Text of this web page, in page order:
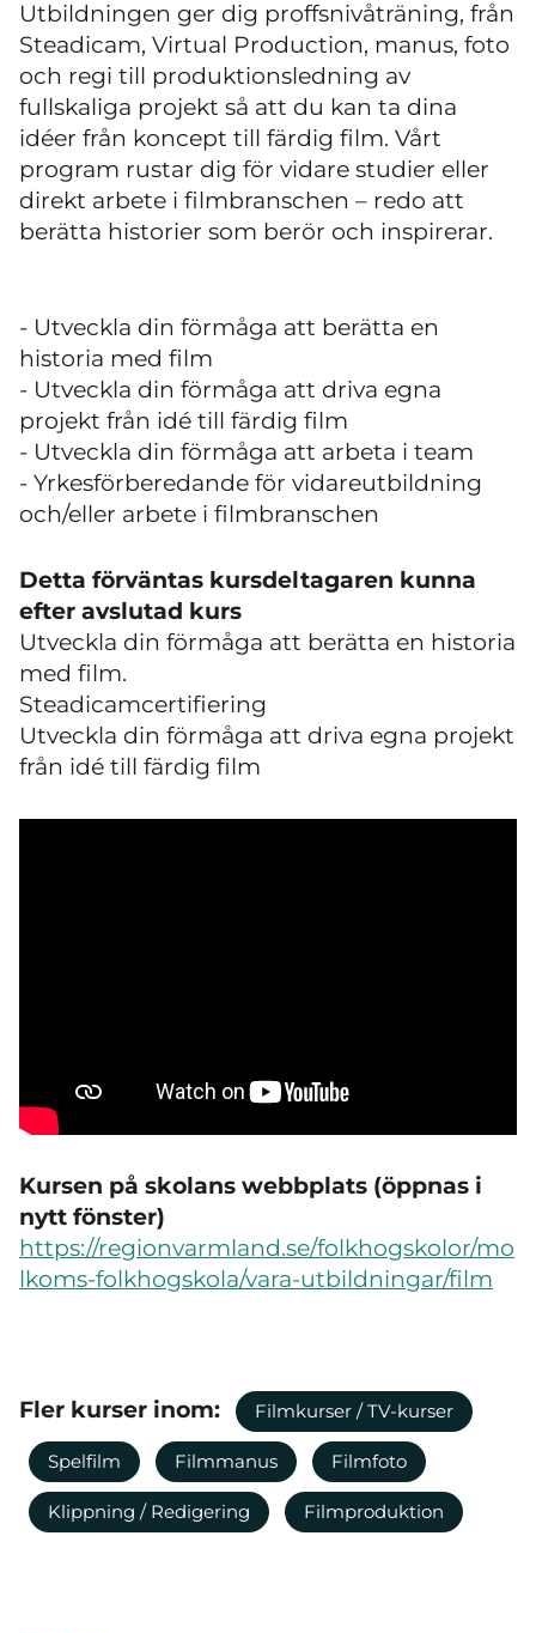
Utbildningen ger dig proffsnivåträning, från
Steadicam, Virtual Production, manus, foto
och regi till produktionsledning av
fullskaliga projekt så att du kan ta dina
idéer från koncept till färdig film. Vårt
program rustar dig för vidare studier eller
direkt arbete i filmbranschen – redo att
berätta historier som berör och inspirerar.
- Utveckla din förmåga att berätta en
historia med film
- Utveckla din förmåga att driva egna
projekt från idé till färdig film
- Utveckla din förmåga att arbeta i team
- Yrkesförberedande för vidareutbildning
och/eller arbete i filmbranschen
Detta förväntas kursdeltagaren kunna
efter avslutad kurs
Utveckla din förmåga att berätta en historia
med film.
Steadicamcertifiering
Utveckla din förmåga att driva egna projekt
från idé till färdig film
Kursen på skolans webbplats (öppnas i
nytt fönster)
https://regionvarmland.se/folkhogskolor/mo
lkoms-folkhogskola/vara-utbildningar/film
Fler kurser inom: Filmkurser / TV-kurser
Spelfilm Filmmanus Filmfoto
Klippning / Redigering Filmproduktion